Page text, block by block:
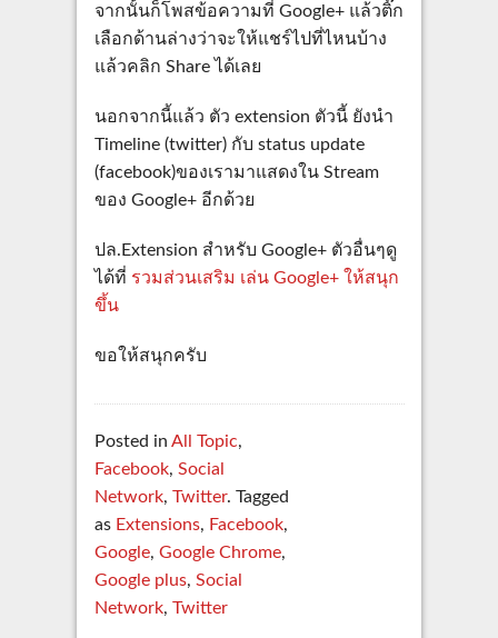
จากนั้นก็โพสข้อความที่ Google+ แล้วติ๊ก
เลือกด้านล่างว่าจะให้แชร์ไปที่ไหนบ้าง
แล้วคลิก Share ได้เลย
นอกจากนี้แล้ว ตัว extension ตัวนี้ ยังนำ
Timeline (twitter) กับ status update
(facebook)ของเรามาแสดงใน Stream
ของ Google+ อีกด้วย
ปล.Extension สำหรับ Google+ ตัวอื่นๆดู
ได้ที่ รวมส่วนเสริม เล่น Google+ ให้สนุก
ขึ้น
ขอให้สนุกครับ
Posted in All Topic,
Facebook, Social
Network, Twitter. Tagged
as Extensions, Facebook,
Google, Google Chrome,
Google plus, Social
Network, Twitter